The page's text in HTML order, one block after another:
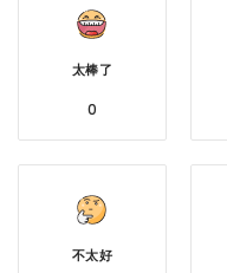
太棒了
0
不太好